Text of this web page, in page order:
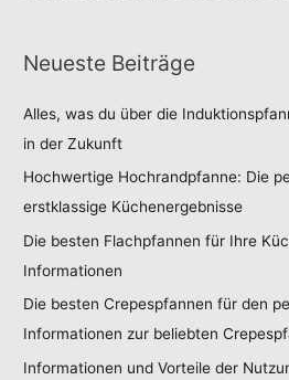
Neueste Beiträge
Alles, was du über die
in der Zukunft
Hochwertige Hochrandpfanne: Die
erstklassige Küchenergebnisse
Die besten Flachpfannen für Ihre
Informationen
Die besten Crepespfannen für den
Informationen zur beliebten
Informationen und Vorteile der